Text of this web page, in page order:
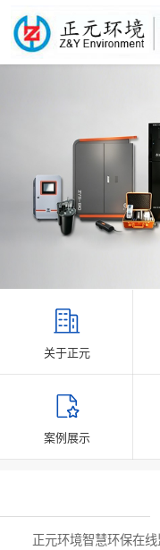
关于正元
案例展示
正元环境智慧环保在